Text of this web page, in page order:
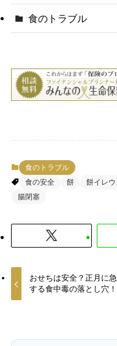
食のトラブル
食のトラブル
食の安全
餅 餅イレウ
腸閉塞
おせちは安全？正月に
する食中毒の落とし穴！